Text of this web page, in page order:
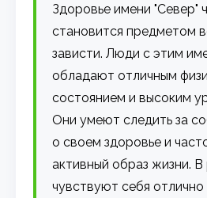
Здоровье имени "Север"
становится предметом
зависти. Люди с этим
обладают отличным
состоянием и высоким
Они умеют следить за
о своем здоровье и
активный образ жизни. В
чувствуют себя